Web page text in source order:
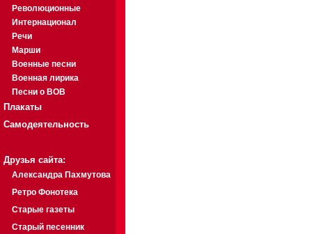
Революционные
Интернационал
Речи
Марши
Военные песни
Военная лирика
Песни о ВОВ
Плакаты
Самодеятельность
Друзья сайта:
Александра Пахмутова
Ретро Фонотека
Старые газеты
Старый песенник